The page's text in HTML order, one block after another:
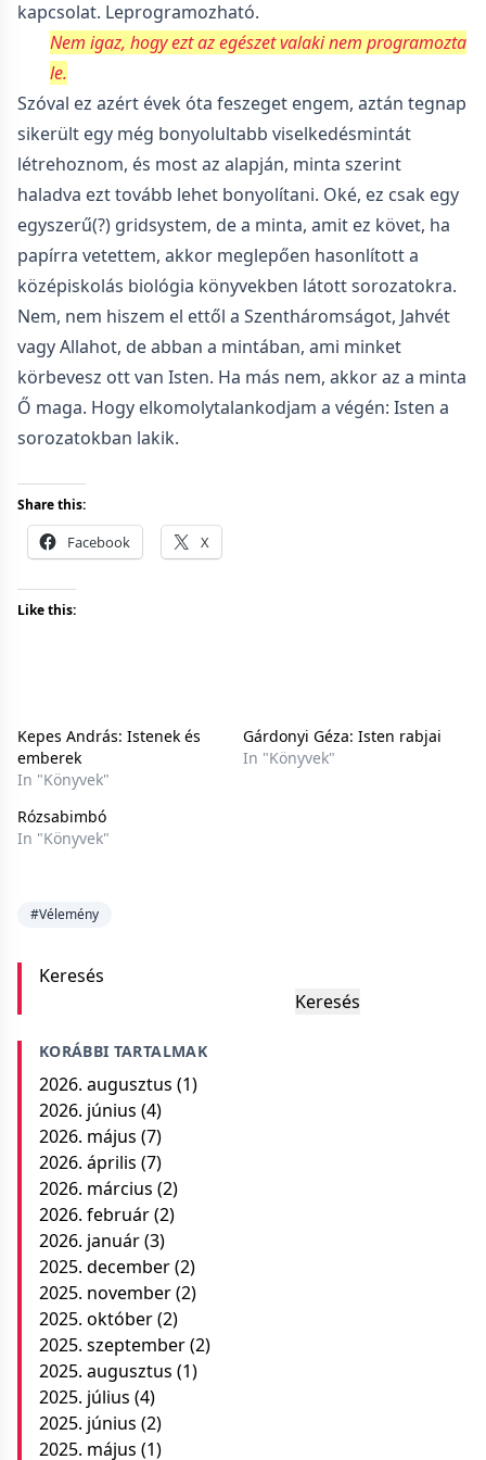
kapcsolat. Leprogramozható.
Nem igaz, hogy ezt az egészet valaki nem programozta
le.
Szóval ez azért évek óta feszeget engem, aztán tegnap
sikerült egy még bonyolultabb viselkedésmintát
létrehoznom, és most az alapján, minta szerint
haladva ezt tovább lehet bonyolítani. Oké, ez csak egy
egyszerű(?) gridsystem, de a minta, amit ez követ, ha
papírra vetettem, akkor meglepően hasonlított a
középiskolás biológia könyvekben látott sorozatokra.
Nem, nem hiszem el ettől a Szentháromságot, Jahvét
vagy Allahot, de abban a mintában, ami minket
körbevesz ott van Isten. Ha más nem, akkor az a minta
Ő maga. Hogy elkomolytalankodjam a végén: Isten a
sorozatokban lakik.
Share this:
Facebook X
Like this:
Kepes András: Istenek és
emberek
In "Könyvek"
Gárdonyi Géza: Isten rabjai
In "Könyvek"
Rózsabimbó
In "Könyvek"
#Vélemény
Keresés
Keresés
KORÁBBI TARTALMAK
2026. augusztus (1)
2026. június (4)
2026. május (7)
2026. április (7)
2026. március (2)
2026. február(2)
2026. január(3)
2025. december(2)
2025. november(2)
2025. október(2)
2025. szeptember(2)
2025. augusztus (1)
2025. július (4)
2025. június (2)
2025. május (1)